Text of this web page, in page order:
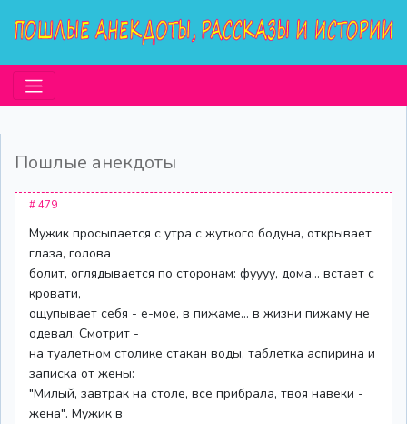
Пошлые анекдоты
# 479
Мужик просыпается с утра с жуткого бодуна, открывает
глаза, голова
болит, оглядывается по сторонам: фуууу, дома... встает с
кровати,
ощупывает себя - е-мое, в пижаме... в жизни пижаму не
одевал. Смотрит -
на туалетном столике стакан воды, таблетка аспирина и
записка от жены:
"Милый, завтрак на столе, все прибрала, твоя навеки -
жена". Мужик в